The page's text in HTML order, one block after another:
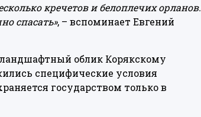
кречетов и белоплечих орланов.
спасать», – вспоминает Евгений
облик Корякскому
специфические условия
государством только в